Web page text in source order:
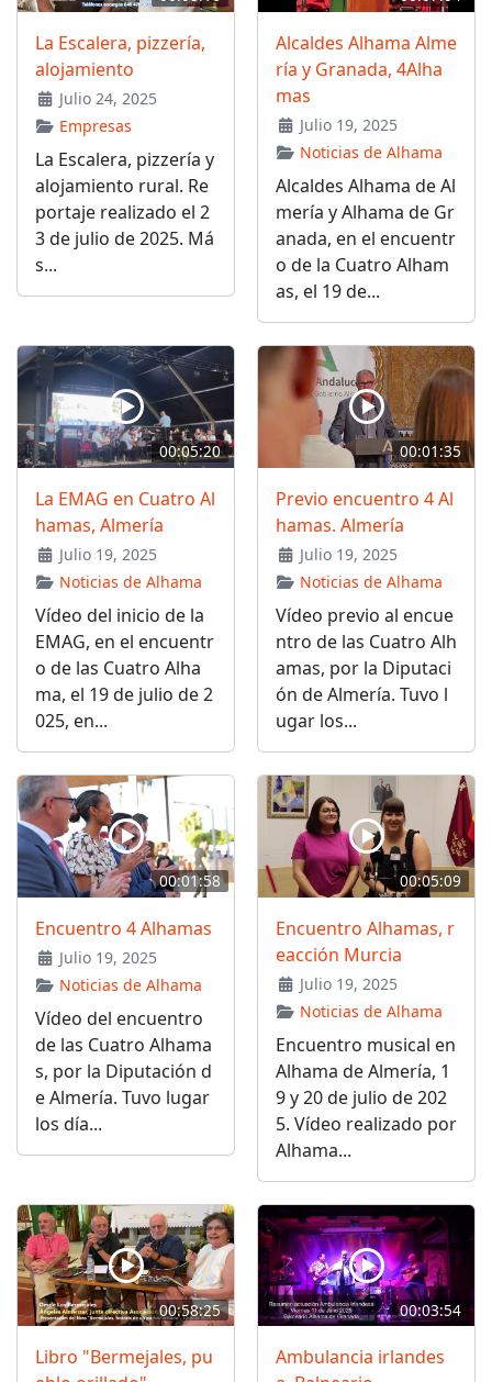
La Escalera, pizzería,
alojamiento
Julio 24, 2025
Empresas
La Escalera, pizzería y
alojamiento rural. Re
portaje realizado el 2
3 de julio de 2025. Má
s...
Alcaldes Alhama Alme
ría y Granada, 4Alha
mas
Julio 19, 2025
Noticias de Alhama
Alcaldes Alhama de Al
mería y Alhama de Gr
anada, en el encuentr
o de la Cuatro Alham
as, el 19 de...
00:05:20
La EMAG en Cuatro Al
hamas, Almería
Julio 19, 2025
Noticias de Alhama
Vídeo del inicio de la
EMAG, en el encuentr
o de las Cuatro Alha
ma, el 19 de julio de 2
025, en...
00:01:35
Previo encuentro 4 Al
hamas. Almería
Julio 19, 2025
Noticias de Alhama
Vídeo previo al encue
ntro de las Cuatro Alh
amas, por la Diputaci
ón de Almería. Tuvo l
ugar los...
00:01:58
Encuentro 4 Alhamas
Julio 19, 2025
Noticias de Alhama
Vídeo del encuentro
de las Cuatro Alhama
s, por la Diputación d
e Almería. Tuvo lugar
los día...
00:05:09
Encuentro Alhamas, r
eacción Murcia
Julio 19, 2025
Noticias de Alhama
Encuentro musical en
Alhama de Almería, 1
9 y 20 de julio de 202
5. Vídeo realizado por
Alhama...
00:58:25
Libro "Bermejales, pu
00:03:54
Ambulancia irlandes